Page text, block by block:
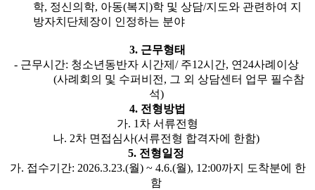
학, 정신의학, 아동(복지)학 및 상담/지도와 관련하여 지
방자치단체장이 인정하는 분야
3. 근무형태
- 근무시간: 청소년동반자 시간제/ 주12시간, 연24사례이상
(사례회의 및 수퍼비전, 그 외 상담센터 업무 필수참
석)
4. 전형방법
가. 1차 서류전형
나. 2차 면접심사(서류전형 합격자에 한함)
5. 전형일정
가. 접수기간: 2026.3.23.(월) ~ 4.6.(월), 12:00까지 도착분에 한
함